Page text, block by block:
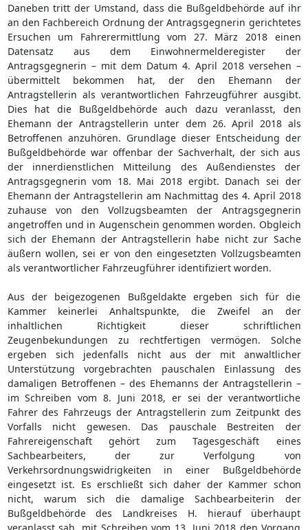
Daneben tritt der Umstand, dass die Bußgeldbehörde auf ihr
an den Fachbereich Ordnung der Antragsgegnerin gerichtetes
Ersuchen um Fahrerermittlung vom 27. März 2018 einen
Datensatz aus dem Einwohnermelderegister der
Antragsgegnerin – mit dem Datum 4. April 2018 versehen –
übermittelt bekommen hat, der den Ehemann der
Antragstellerin als verantwortlichen Fahrzeugführer ausgibt.
Dies hat die Bußgeldbehörde auch dazu veranlasst, den
Ehemann der Antragstellerin unter dem 26. April 2018 als
Betroffenen anzuhören. Grundlage dieser Entscheidung der
Bußgeldbehörde war offenbar der Sachverhalt, der sich aus
der innerdienstlichen Mitteilung des Außendienstes der
Antragsgegnerin vom 18. Mai 2018 ergibt. Danach sei der
Ehemann der Antragstellerin am Nachmittag des 4. April 2018
zuhause von den Vollzugsbeamten der Antragsgegnerin
angetroffen und in Augenschein genommen worden. Obgleich
sich der Ehemann der Antragstellerin habe nicht zur Sache
äußern wollen, sei er von den eingesetzten Vollzugsbeamten
als verantwortlicher Fahrzeugführer identifiziert worden.
Aus der beigezogenen Bußgeldakte ergeben sich für die
Kammer keinerlei Anhaltspunkte, die Zweifel an der
inhaltlichen Richtigkeit dieser schriftlichen
Zeugenbekundungen zu rechtfertigen vermögen. Solche
ergeben sich jedenfalls nicht aus der mit anwaltlicher
Unterstützung vorgebrachten pauschalen Einlassung des
damaligen Betroffenen – des Ehemanns der Antragstellerin –
im Schreiben vom 8. Juni 2018, er sei der verantwortliche
Fahrer des Fahrzeugs der Antragstellerin zum Zeitpunkt des
Vorfalls nicht gewesen. Das pauschale Bestreiten der
Fahrereigenschaft gehört zum Tagesgeschäft eines
Sachbearbeiters, der zur Verfolgung von
Verkehrsordnungswidrigkeiten in einer Bußgeldbehörde
eingesetzt ist. Es erschließt sich daher der Kammer schon
nicht, warum sich die damalige Sachbearbeiterin der
Bußgeldbehörde des Landkreises H. hierauf überhaupt
veranlasst sah, mit Schreiben vom 13. Juni 2018 den Vorgang